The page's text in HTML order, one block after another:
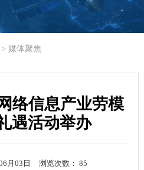
媒体聚焦
络信息产业劳模
遇活动举办
月03日 浏览次数： 85